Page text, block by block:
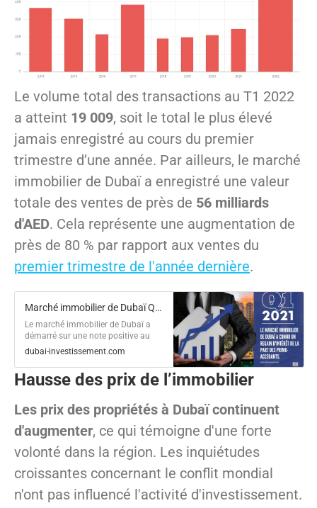
Le volume total des transactions au T1 2022
a atteint 19 009, soit le total le plus élevé
jamais enregistré au cours du premier
trimestre d’une année. Par ailleurs, le marché
immobilier de Dubaï a enregistré une valeur
totale des ventes de près de 56 milliards
d'AED. Cela représente une augmentation de
près de 80 % par rapport aux ventes du
premier trimestre de l'année dernière.
Marché immobilier de Dubaï Q1 2021 : un premier trimestre très encourageant
Le marché immobilier de Dubaï a
démarré sur une note positive au
premier trimestre 2021. Le marché a
des investisseurs.
dubai-investissement.com
Hausse des prix de l ’immobilier
Les prix des propriétés à Dubaï continuent
d'augmenter, ce qui témoigne d'une forte
volonté dans la région. Les inquiétudes
croissantes concernant le conflit mondial
n'ont pas influencé l'activité d'investissement.